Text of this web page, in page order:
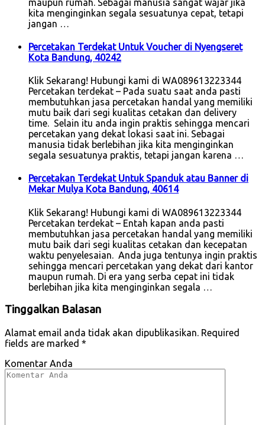
maupun rumah. Sebagai manusia sangat wajar jika
kita menginginkan segala sesuatunya cepat, tetapi
jangan …
Percetakan Terdekat Untuk Voucher di Nyengseret
Kota Bandung, 40242
Klik Sekarang! Hubungi kami di WA089613223344
Percetakan terdekat – Pada suatu saat anda pasti
membutuhkan jasa percetakan handal yang memiliki
mutu baik dari segi kualitas cetakan dan delivery
time. Selain itu anda ingin praktis sehingga mencari
percetakan yang dekat lokasi saat ini. Sebagai
manusia tidak berlebihan jika kita menginginkan
segala sesuatunya praktis, tetapi jangan karena …
Percetakan Terdekat Untuk Spanduk atau Banner di
Mekar Mulya Kota Bandung, 40614
Klik Sekarang! Hubungi kami di WA089613223344
Percetakan terdekat – Entah kapan anda pasti
membutuhkan jasa percetakan handal yang memiliki
mutu baik dari segi kualitas cetakan dan kecepatan
waktu penyelesaian. Anda juga tentunya ingin praktis
sehingga mencari percetakan yang dekat dari kantor
maupun rumah. Di era yang serba cepat ini tidak
berlebihan jika kita menginginkan segala …
Tinggalkan Balasan
Alamat email anda tidak akan dipublikasikan. Required
fields are marked *
Komentar Anda